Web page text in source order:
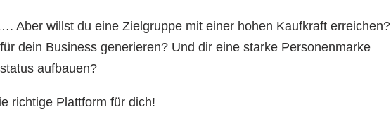
Aber willst du eine Zielgruppe mit einer hohen Kaufkraft erreichen?
dein Business generieren? Und dir eine starke Personenmarke
aufbauen?
richtige Plattform für dich!